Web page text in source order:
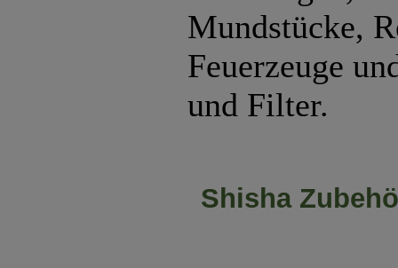
Mundstücke,
Feuerzeuge
und Filter.
Shisha